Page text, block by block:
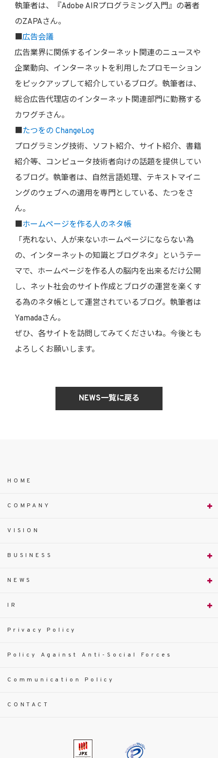
執筆者は、『Adobe AIRプログラミング入門』の著者
のZAPAさん。
■広告会議
広告業界に関係するインターネット関連のニュースや
企業動向、インターネットを利用したプロモーション
をピックアップして紹介しているブログ。執筆者は、
総合広告代理店のインターネット関連部門に勤務する
カワグチさん。
■たつをの ChangeLog
プログラミング技術、ソフト紹介、サイト紹介、書籍
紹介等、コンピュータ技術者向けの話題を提供してい
るブログ。執筆者は、自然言語処理、テキストマイニ
ングのウェブへの適用を専門としている、たつをさ
ん。
■ホームページを作る人のネタ帳
「売れない、人が来ないホームページにならない為
の、インターネットの知識とブログネタ」というテー
マで、ホームページを作る人の脳内を出来るだけ公開
し、ネット社会のサイト作成とブログの運営を楽くす
る為のネタ帳として運営されているブログ。執筆者は
Yamadaさん。
ぜひ、各サイトを訪問してみてくださいね。今後とも
よろしくお願いします。
NEWS一覧に戻る
HOME
COMPANY
VISION
BUSINESS
NEWS
IR
Privacy Policy
Policy Against Anti-Social Forces
Communication Policy
CONTACT